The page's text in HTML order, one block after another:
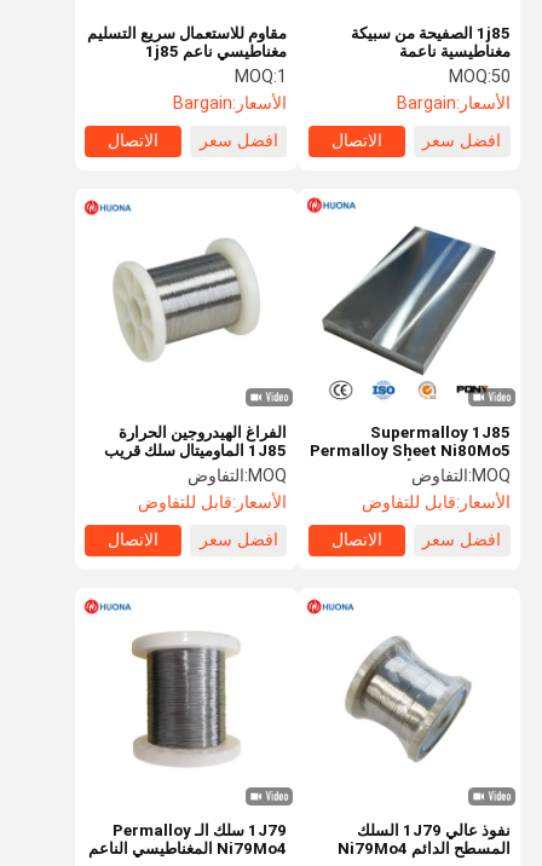
فيديوهات
1j85 الصفيحة من سبيكة
مغناطيسية ناعمة
MOQ:50
الأسعار:Bargain
افضل سعر
الاتصال
مقاوم للاستعمال سريع التسليم
مغناطيسي ناعم 1j85
Permسبيكة 80 شريط
MOQ:1
الأسعار:Bargain
افضل سعر
الاتصال
Supermalloy 1J85
Permalloy Sheet Ni80Mo5
فائقة النفاذية الأولية لوحة
سبائك مغناطيسية ناعمة
للحماية المغناطيسية فائقة
MOQ: التفاوض
الأسعار:قابل للتفاوض
افضل سعر
الاتصال
الفراغ الهيدروجين الحرارة
1J85 الماوميتال سلك قريب
من الصفر مقناطيسية القوة
المنخفضة النيكل الحديد
الموليبدينوم سبيكة السلك
MOQ: التفاوض
الأسعار:قابل للتفاوض
افضل سعر
الاتصال
نفوذ عالي 1J79 السلك
المسطح الدائم Ni79Mo4
1J79 سلك الـ Permalloy
Ni79Mo4 المغناطيسي الناعم